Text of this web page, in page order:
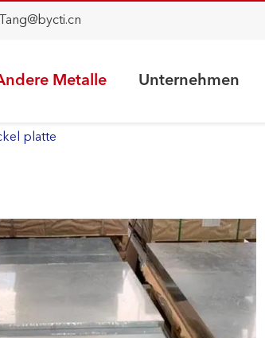
Metalle Unternehmen
platte